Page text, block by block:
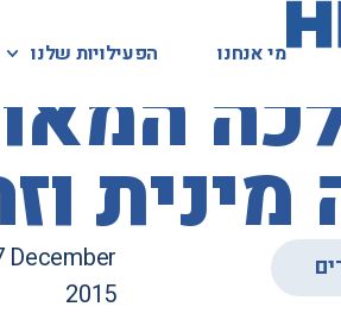
מי אנחנו הפעילויות שלנו מי אנחנו הפעילויות שלנו
מיניתDecember
2015